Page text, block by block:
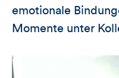
emotionale
Momente unter